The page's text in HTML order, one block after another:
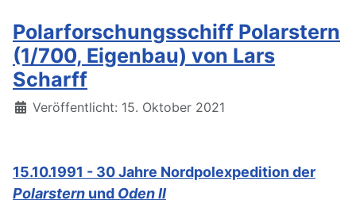
Polarforschungsschiff Polarstern
(1/700, Eigenbau) von Lars
Scharff
Details
Veröffentlicht: 15. Oktober 2021
15.10.1991 - 30 Jahre Nordpolexpedition der
Polarstern und Oden II